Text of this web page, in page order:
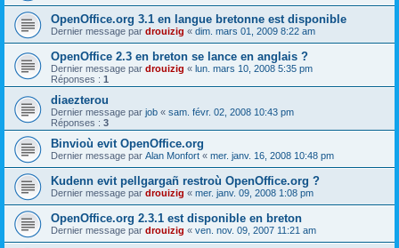
OpenOffice.org 3.1 en langue bretonne est disponible
Dernier message par drouizig « dim. mars 01, 2009 8:22 am
OpenOffice 2.3 en breton se lance en anglais ?
Dernier message par drouizig « lun. mars 10, 2008 5:35 pm
Réponses : 1
diaezterou
Dernier message par job « sam. févr. 02, 2008 10:43 pm
Réponses : 3
Binvioù evit OpenOffice.org
Dernier message par Alan Monfort « mer. janv. 16, 2008 10:48 pm
Kudenn evit pellgargañ restroù OpenOffice.org ?
Dernier message par drouizig « mer. janv. 09, 2008 1:08 pm
OpenOffice.org 2.3.1 est disponible en breton
Dernier message par drouizig « ven. nov. 09, 2007 11:21 am